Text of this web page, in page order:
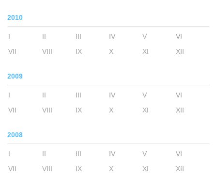
2010
I II III IV V
VI
VII
VIII IX X XI XII
2009
I II III IV V
VI
VII
VIII IX X XI XII
2008
I II III IV V
VI
VII
VIII IX X XI XII